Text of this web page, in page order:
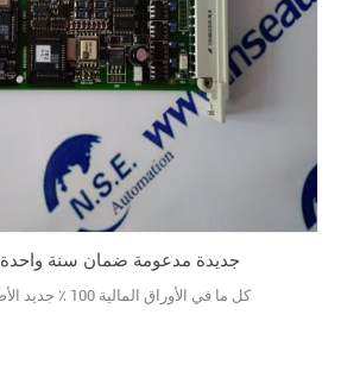
هيما f7531 جديدة مدعومة ضمان سنة واحدة
هيما F7531 كل ما في الأوراق المالية 100 ٪ جديد الأصلي